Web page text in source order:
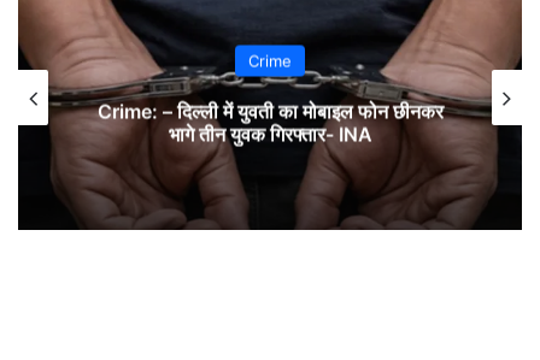
Crime
Crime: – दिल्ली में युवती का मोबाइल फोन छीनकर
भागे तीन युवक गिरफ्तार- INA